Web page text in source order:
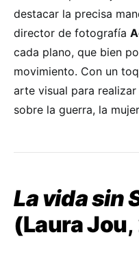
destacar la precisa
director de fotografía
cada plano, que bien
movimiento. Con un
arte visual para
sobre la guerra, la
La vida sin
(Laura Jou